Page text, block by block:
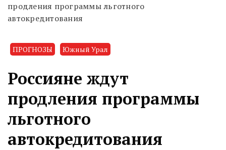
продления программы льготного
автокредитования
ПРОГНОЗЫ Южный Урал
Россияне ждут
продления программы
льготного
автокредитования